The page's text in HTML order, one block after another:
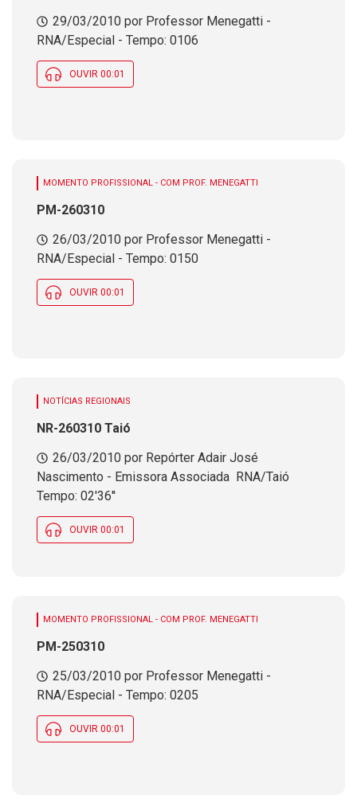
29/03/2010 por Professor Menegatti -
RNA/Especial - Tempo: 0106
OUVIR 00:01
MOMENTO PROFISSIONAL - COM PROF. MENEGATTI
PM-260310
26/03/2010 por Professor Menegatti -
RNA/Especial - Tempo: 0150
OUVIR 00:01
NOTÍCIAS REGIONAIS
NR-260310 Taió
26/03/2010 por Repórter Adair José
Nascimento - Emissora Associada  RNA/Taió 
Tempo: 02'36''
OUVIR 00:01
MOMENTO PROFISSIONAL - COM PROF. MENEGATTI
PM-250310
25/03/2010 por Professor Menegatti -
RNA/Especial - Tempo: 0205
OUVIR 00:01